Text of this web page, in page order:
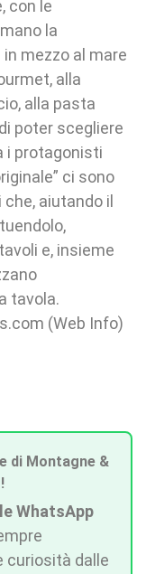
con le
la
mezzo al mare
alla
alla pasta
poter scegliere
i protagonisti
ci sono
aiutando il
e, insieme
tavola.
(Web Info)
di Montagne &
WhatsApp
curiosità dalle